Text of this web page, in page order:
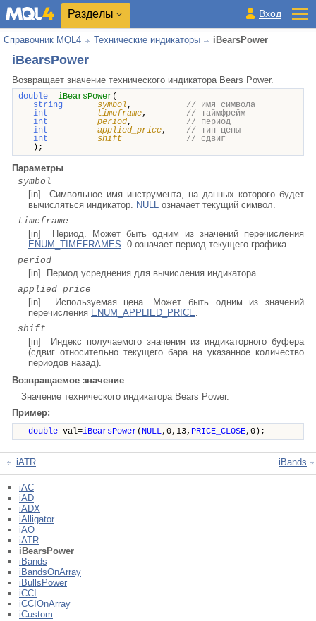
Разделы Вход
Справочник MQL4 Технические индикаторы iBearsPower
iBearsPower
Возвращает значение технического индикатора Bears Power.
double iBearsPower(
string
symbol, // имя символа
int
timeframe, // таймфрейм
int
period, // период
int
applied_price, // тип цены
int
shift
// сдвиг
);
Параметры
symbol
[in] Символьное имя инструмента, на данных которого будет
вычисляться индикатор. NULL означает текущий символ.
timeframe
[in] Период. Может быть одним из значений перечисления
ENUM_TIMEFRAMES. 0 означает период текущего графика.
period
[in] Период усреднения для вычисления индикатора.
applied_price
[in] Используемая цена. Может быть одним из значений
перечисления ENUM_APPLIED_PRICE.
shift
[in] Индекс получаемого значения из индикаторного буфера
(сдвиг относительно текущего бара на указанное количество
периодов назад).
Возвращаемое значение
Значение технического индикатора Bears Power.
Пример:
double val=iBearsPower( NULL,0,13, PRICE_CLOSE,0);
iATR iBands
iAC
iAD
iADX
iAlligator
iAO
iATR
iBearsPower
iBands
iBandsOnArray
iBullsPower
iCCI
iCCIOnArray
iCustom